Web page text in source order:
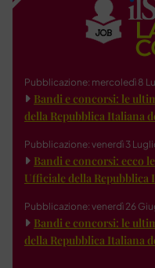
Pubblicazione: mercoledì 8
Bandi e concorsi: le
della Repubblica Italiana
Pubblicazione: venerdì 3
Bandi e concorsi: ecco
Ufficiale della Repubblica
Pubblicazione: venerdì 26
Bandi e concorsi: le
della Repubblica Italiana